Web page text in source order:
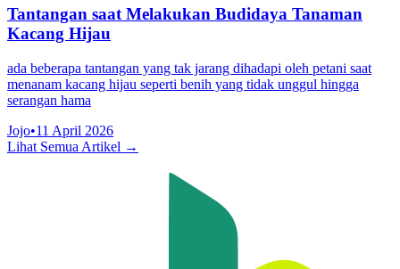
Tantangan saat Melakukan Budidaya Tanaman
Kacang Hijau
ada beberapa tantangan yang tak jarang dihadapi oleh petani saat
menanam kacang hijau seperti benih yang tidak unggul hingga
serangan hama
Jojo•11 April 2026
Lihat Semua Artikel →